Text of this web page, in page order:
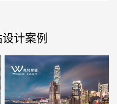
计案例